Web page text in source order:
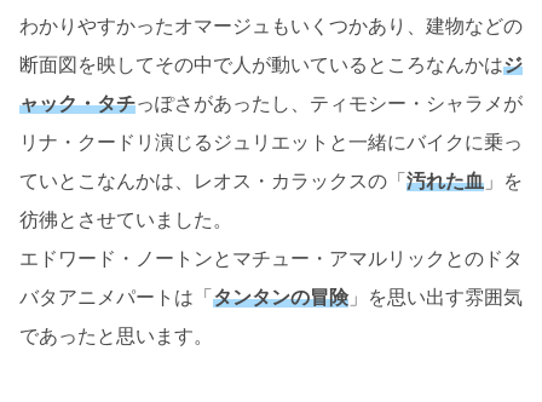
わかりやすかったオマージュもいくつかあり、建物などの
断面図を映してその中で人が動いているところなんかはジ
ャック・タチっぽさがあったし、ティモシー・シャラメが
リナ・クードリ演じるジュリエットと一緒にバイクに乗っ
ていとこなんかは、レオス・カラックスの「 汚れた血 」を
彷彿とさせていました。
エドワード・ノートンとマチュー・アマルリックとのドタ
バタアニメパートは「 タンタンの冒険」を思い出す雰囲気
であったと思います。